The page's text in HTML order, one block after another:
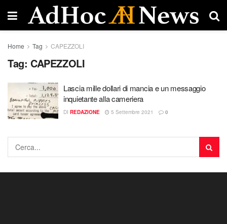
Home Tag CAPEZZOLI
Tag: CAPEZZOLI
Lascia mille dollari di mancia e un messaggio
inquietante alla cameriera
DI REDAZIONE 5 Settembre 2021 0